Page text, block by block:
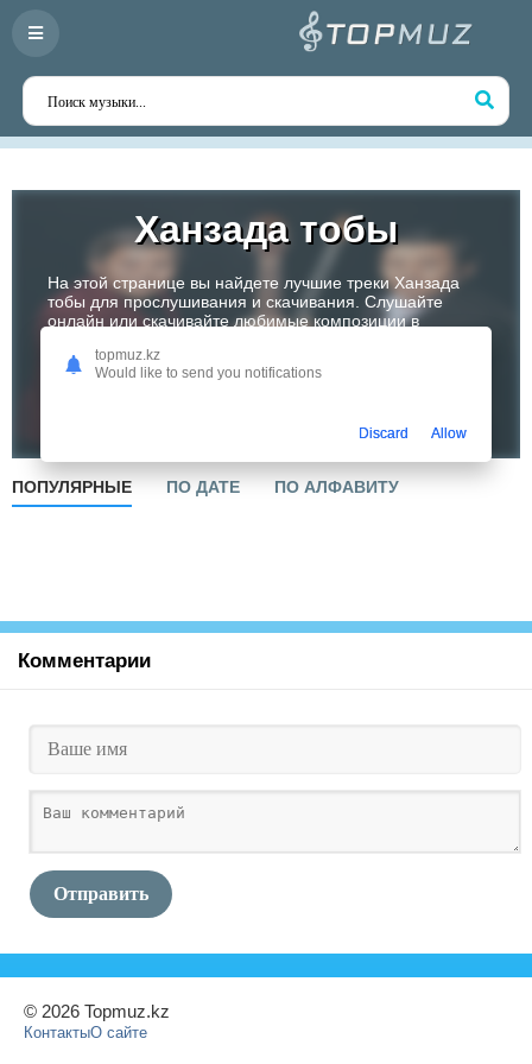
Ханзада тобы
На этой странице вы найдете лучшие треки Ханзада
тобы для прослушивания и скачивания. Слушайте
онлайн или скачивайте любимые композиции в
одного из самых перспективных артистов Казахстана!
ПОПУЛЯРНЫЕ ПО ДАТЕ ПО АЛФАВИТУ
Комментарии
Отправить
© 2026 Topmuz.kz
КонтактыО сайте
topmuz.kz
Would like to send you notifications
Discard Allow